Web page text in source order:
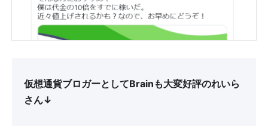
仮想通貨ブロガーとしてBrainも大変好評のれいら
さん↓